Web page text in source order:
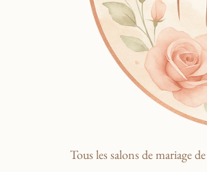
Tous les salons de mariage